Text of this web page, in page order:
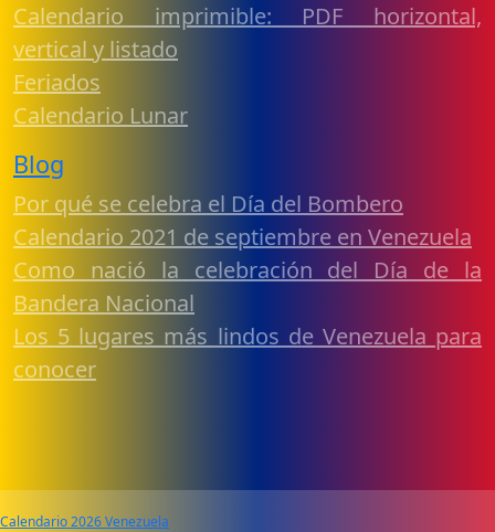
Calendario imprimible: PDF horizontal,
vertical y listado
Feriados
Calendario Lunar
Blog
Por qué se celebra el Día del Bombero
Calendario 2021 de septiembre en Venezuela
Como nació la celebración del Día de la
Bandera Nacional
Los 5 lugares más lindos de Venezuela para
conocer
Calendario 2026 Venezuela